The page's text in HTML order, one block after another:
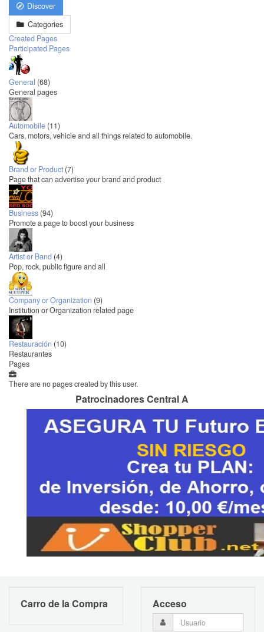
Discover
Categories
Created Pages
Participated Pages
General (68)
General pages
Automobile (11)
Cars, motors, vehicle and all things related to automobile.
Brand or Product (7)
Page that can advertise your brand and product
Business (94)
Promote a page to boost your business
Artist or Band (4)
Pop, rock, public figure and all
Company or Organization (9)
Institution or Organization related page
Restauración (10)
Restaurantes
Pages
There are no pages created by this user.
Patrocinadores Central A
Carro de la Compra Acceso